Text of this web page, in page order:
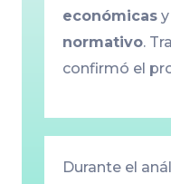
económicasy
normativo.
confirmó el
Durante el